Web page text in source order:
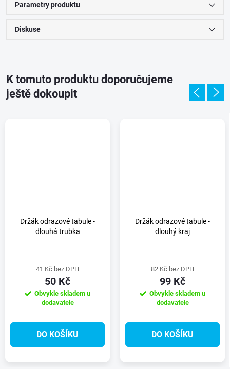
Parametry produktu
Diskuse
K tomuto produktu doporučujeme
ještě dokoupit
Držák odrazové tabule -
dlouhá trubka
41 Kč bez DPH
50 Kč
Obvykle skladem u
dodavatele
DO KOŠÍKU
Držák odrazové tabule -
dlouhý kraj
82 Kč bez DPH
99 Kč
Obvykle skladem u
dodavatele
DO KOŠÍKU